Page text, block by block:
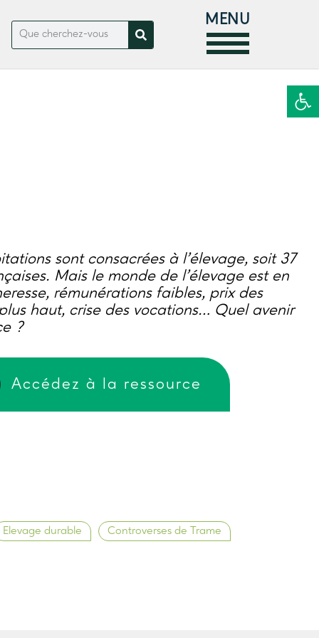
Ouvrir
MENU
sont consacrées à l’élevage, soit 37
Mais le monde de l’élevage est en
rémunérations faibles, prix des
haut, crise des vocations… Quel avenir
?
Accédez à la ressource
Elevage durable Controverses de Trame